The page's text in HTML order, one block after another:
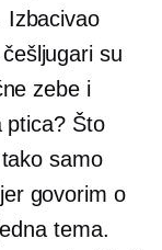
Izbacivao
su
zebe i
ptica? Što
samo
govorim o
tema.